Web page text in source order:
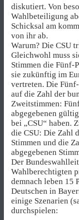
diskutiert. Von
Wahlbeteiligung
Schicksal am
von ihr ab.
Warum? Die CSU
Gleichwohl muss
Stimmen die Fünf-
sie zukünftig im
vertreten. Die
auf die Zahl der
Zweitstimmen:
abgegebenen
bei „CSU“ haben.
die CSU: Die Zahl
Stimmen und die
abgegebenen
Der
Wahlberechtigten
demnach leben 15
Deutschen in
einige Szenarien
durchspielen: